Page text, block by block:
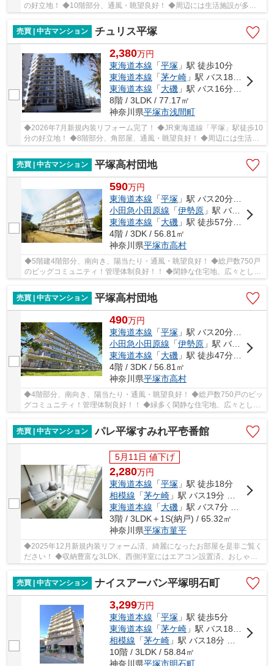
の好立地！ ◆10階部分、通風・眺望良好！ ◆周辺には生活施設が多数
あり、暮らしに便利な住環境！ ◆小・中学校が近い...
売買 | 中古マンション
チュリス平塚
2,380万円
東海道本線 「平塚」駅 徒歩10分
東海道本線 「茅ケ崎」駅 バス18分 「四ツ角（平塚市）」 停歩10分
東海道本線 「大磯」駅 バス16分 「銀座通り（平塚市）」 停歩8分
8階 / 3LDK / 77.17㎡
神奈川県平塚市浅間町
◆2026年7月新規内装リフォーム完了！ ◆JR東海道線「平塚」駅徒歩10
分の好立地！ ◆8階部分、角部屋、通風・眺望良好！ ◆周辺には生活施
売買 | 中古マンション
平塚高村団地
590万円
東海道本線 「平塚 」駅 バス20分 「勝原小学校前」 停歩1分
小田急小田原線 「伊勢原 」駅 バス34分 「勝原小学校前」 停歩1分
東海道本線 「大磯 」駅 徒歩57分車14分 5.8km
4階 / 3DK / 56.81㎡
神奈川県平塚市高村
◆5階建4階部分、南向き、陽当たり・通風・眺望良好！ ◆総戸数750戸
のビッグコミュニティ！管理体制良好！！ ◆閑静な住宅地、広々とした
売買 | 中古マンション
平塚高村団地
490万円
東海道本線 「平塚 」駅 バス20分 「勝原小学校前」 停歩1分
小田急小田原線 「伊勢原 」駅 バス34分 「勝原小学校前」 停歩1分
東海道本線 「大磯 」駅 徒歩47分車14分 5.8km
4階 / 3DK / 56.81㎡
神奈川県平塚市高村
◆4階部分、南向き、陽当たり・通風・眺望良好！ ◆総戸数750戸のビッ
グコミュニティ！管理体制良好！！ ◆緑多く閑静な住宅地、広々とした
売買 | 中古マンション
パレ平塚すみれ平壱番館
5月11日 値下げ
2,280万円
東海道本線 「平塚 」駅 徒歩18分
相模線 「茅ケ崎」駅 バス19分 「平塚駅北口」 停歩20分
東海道本線 「大磯」駅 バス7分 「すみれ平局前」 停歩6分
3階 / 3LDK＋1S(納戸) / 65.32㎡
神奈川県平塚市菫平
◆2025年12月新規内装リフォーム済、綺麗になったお部屋を是非ご覧く
ださい！ ◆収納豊富な3LDK、西側洋室にはエアコン設置済、おしゃれ
売買 | 中古マンション
ナイスアーバン平塚明石町
3,299万円
東海道本線 「平塚 」駅 徒歩5分
東海道本線 「茅ケ崎 」駅 バス18分 「四ツ角（平塚市）」 停歩5分
相模線 「茅ケ崎 」駅 バス18分 「四ツ角（平塚市）」 停歩5分
10階 / 3LDK / 58.84㎡
神奈川県平塚市明石町